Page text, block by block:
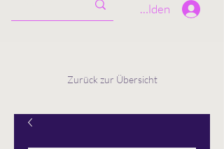
Anmelden
Zurück zur Übersicht